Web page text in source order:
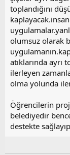
toplandığını
olumsuz olarak
atıklarında ayrı
ilerleyen
olma yolunda
Öğrencilerin
belediyedir
destekte